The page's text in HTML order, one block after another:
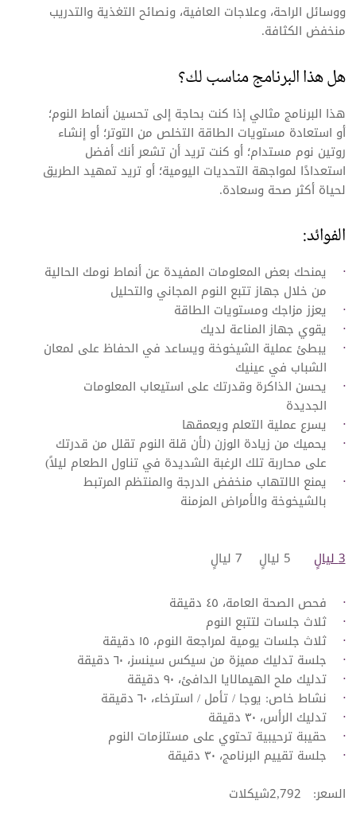
ووسائل الراحة، وعلاجات العافية، ونصائح التغذية والتدريب
منخفض الكثافة.
هل هذا البرنامج مناسب لك؟
هذا البرنامج مثالي إذا كنت بحاجة إلى تحسين أنماط النوم؛
أو استعادة مستويات الطاقة التخلص من التوتر؛ أو إنشاء
روتين نوم مستدام؛ أو كنت تريد أن تشعر أنك أفضل
استعدادًا لمواجهة التحديات اليومية؛ أو تريد تمهيد الطريق
لحياة أكثر صحة وسعادة.
الفوائد:
يمنحك بعض المعلومات المفيدة عن أنماط نومك الحالية
من خلال جهاز تتبع النوم المجاني والتحليل
يعزز مزاجك ومستويات الطاقة
يقوي جهاز المناعة لديك
يبطئ عملية الشيخوخة ويساعد في الحفاظ على لمعان
الشباب في عينيك
يحسن الذاكرة وقدرتك على استيعاب المعلومات
الجديدة
يسرع عملية التعلم ويعمقها
يحميك من زيادة الوزن (لأن قلة النوم تقلل من قدرتك
على محاربة تلك الرغبة الشديدة في تناول الطعام ليلاً)
يمنع الالتهاب منخفض الدرجة والمنتظم المرتبط
بالشيخوخة والأمراض المزمنة
3 ليالٍ 5 ليالٍ
7 ليالٍ
فحص الصحة العامة، ٤٥ دقيقة
ثلاث جلسات لتتبع النوم
ثلاث جلسات يومية لمراجعة النوم، ١٥ دقيقة
جلسة تدليك مميزة من سيكس سينسز، ٦٠ دقيقة
تدليك ملح الهيمالايا الدافئ، ٩٠ دقيقة
نشاط خاص: يوجا / تأمل / استرخاء، ٦٠ دقيقة
تدليك الرأس، ٣٠ دقيقة
حقيبة ترحيبية تحتوي على مستلزمات النوم
جلسة تقييم البرنامج، ٣٠ دقيقة
السعر: 2,792شيكلات